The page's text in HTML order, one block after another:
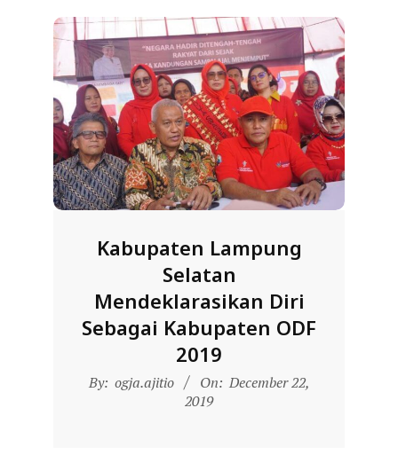
Kabupaten Lampung
Selatan
Mendeklarasikan Diri
Sebagai Kabupaten ODF
2019
2019-
By: ogja.ajitio On: December 22,
2019